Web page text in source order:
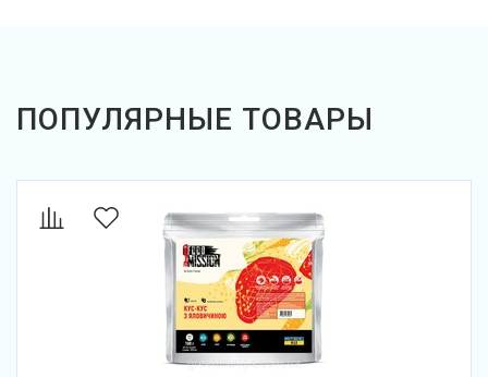
ПОПУЛЯРНЫЕ ТОВАРЫ